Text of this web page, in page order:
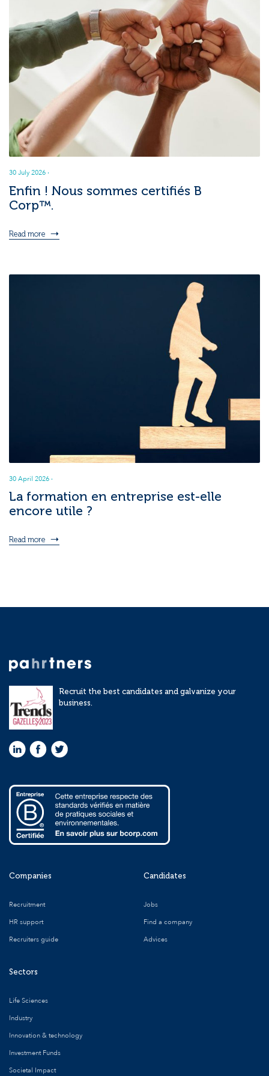
30 July 2026 ·
Enfin ! Nous sommes certifiés B
Corp™.
Read more
30 April 2026 ·
La formation en entreprise est-elle
encore utile ?
Read more
Recruit the best candidates and galvanize your
business.
Companies
Recruitment
HR support
Recruiters guide
Sectors
Life Sciences
Industry
Innovation & technology
Investment Funds
Societal Impact
Candidates
Jobs
Find a company
Advices